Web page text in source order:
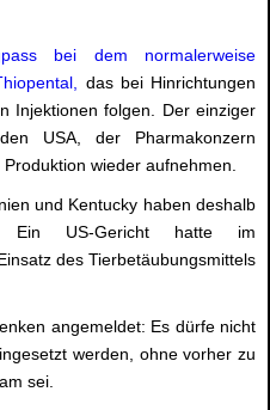
bei dem normalerweise
das bei Hinrichtungen
Injektionen folgen. Der einziger
USA, der Pharmakonzern
wieder aufnehmen.
und Kentucky haben deshalb
Ein US-Gericht hatte im
des Tierbetäubungsmittels
angemeldet: Es dürfe nicht
werden, ohne vorher zu
sei.